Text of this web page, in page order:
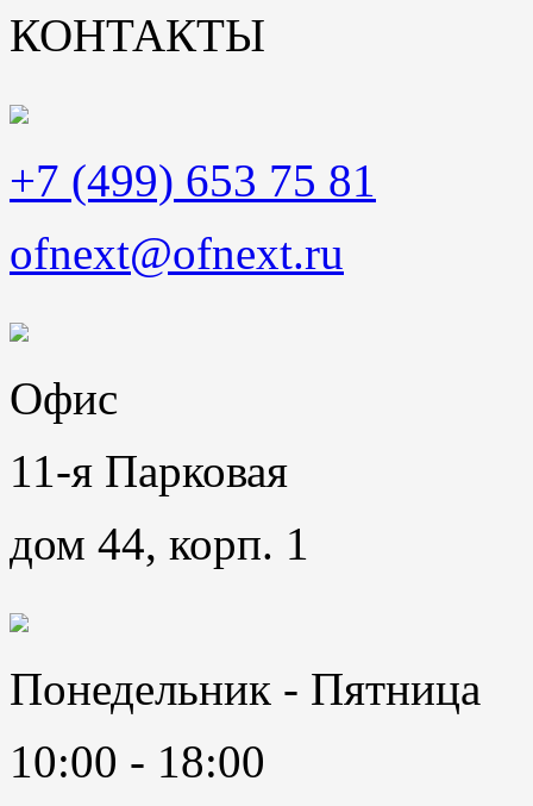
КОНТАКТЫ
+7 (499) 653 75 81
ofnext@ofnext.ru
Офис
11-я Парковая
дом 44, корп. 1
Понедельник - Пятница
10:00 - 18:00